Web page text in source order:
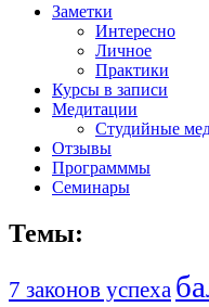
Заметки
Интересно
Личное
Практики
Курсы в записи
Медитации
Студийные
Отзывы
Программмы
Семинары
Темы:
7 законов успеха